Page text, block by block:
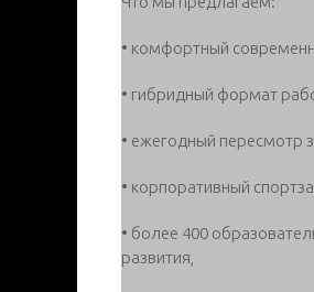
• комфортный
• гибридный формат
• ежегодный пересмотр
• корпоративный
• более 400
развития,